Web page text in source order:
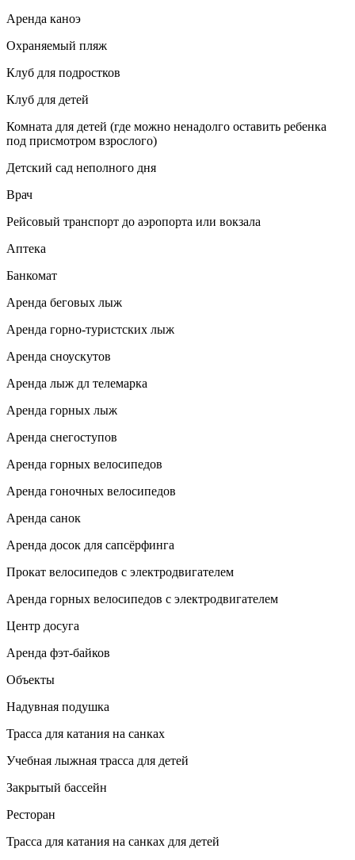
Аренда каноэ
Охраняемый пляж
Клуб для подростков
Клуб для детей
Комната для детей (где можно ненадолго оставить ребенка
под присмотром взрослого)
Детский сад неполного дня
Врач
Рейсовый транспорт до аэропорта или вокзала
Аптека
Банкомат
Аренда беговых лыж
Аренда горно-туристских лыж
Аренда сноускутов
Аренда лыж дл телемарка
Аренда горных лыж
Аренда снегоступов
Аренда горных велосипедов
Аренда гоночных велосипедов
Аренда санок
Аренда досок для сапсёрфинга
Прокат велосипедов с электродвигателем
Аренда горных велосипедов с электродвигателем
Центр досуга
Аренда фэт-байков
Объекты
Надувная подушка
Трасса для катания на санках
Учебная лыжная трасса для детей
Закрытый бассейн
Ресторан
Трасса для катания на санках для детей